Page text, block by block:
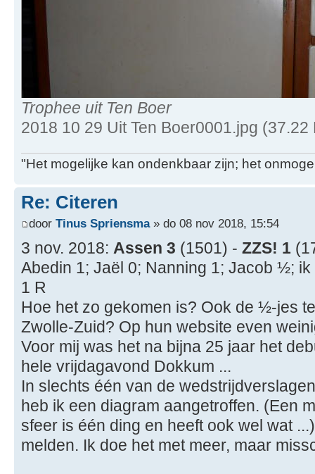
Trophee uit Ten Boer
2018 10 29 Uit Ten Boer0001.jpg
"Het mogelijke kan ondenkbaar zijn; het
Re: Citeren
door Tinus Spriensma» do 08 nov 2018, 15:54
3 nov. 2018: Assen 3 (1501) - ZZS! 1
Abedin 1; Jaël 0; Nanning 1; Jacob ½;
1 R
Hoe het zo gekomen is? Ook de ½-jes
Zwolle-Zuid? Op hun website even
Voor mij was het na bijna 25 jaar het
hele vrijdagavond Dokkum ...
In slechts één van de
heb ik een diagram aangetroffen. (Een
sfeer is één ding en heeft ook wel wat
melden. Ik doe het met meer, maar